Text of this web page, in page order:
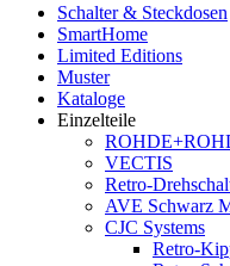
Schalter & Steckdosen
SmartHome
Limited Editions
Muster
Kataloge
Einzelteile
VECTIS
Retro-
AVE Schwarz
CJC Systems
Retro-